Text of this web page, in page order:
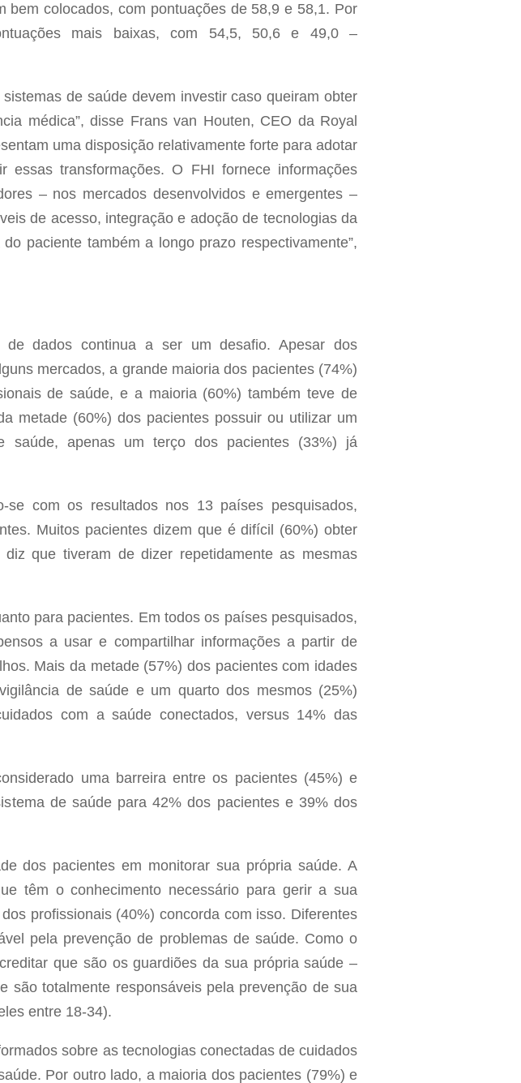
colocados, com pontuações de 58,9 e 58,1. Por
mais baixas, com 54,5, 50,6 e 49,0 –
de saúde devem investir caso queiram obter
médica”, disse Frans van Houten, CEO da Royal
uma disposição relativamente forte para adotar
essas transformações. O FHI fornece informações
– nos mercados desenvolvidos e emergentes –
de acesso, integração e adoção de tecnologias da
paciente também a longo prazo respectivamente”,
dados continua a ser um desafio. Apesar dos
mercados, a grande maioria dos pacientes (74%)
de saúde, e a maioria (60%) também teve de
metade (60%) dos pacientes possuir ou utilizar um
saúde, apenas um terço dos pacientes (33%) já
se com os resultados nos 13 países pesquisados,
Muitos pacientes dizem que é difícil (60%) obter
que tiveram de dizer repetidamente as mesmas
para pacientes. Em todos os países pesquisados,
a usar e compartilhar informações a partir de
Mais da metade (57%) dos pacientes com idades
de saúde e um quarto dos mesmos (25%)
com a saúde conectados, versus 14% das
uma barreira entre os pacientes (45%) e
de saúde para 42% dos pacientes e 39% dos
dos pacientes em monitorar sua própria saúde. A
têm o conhecimento necessário para gerir a sua
profissionais (40%) concorda com isso. Diferentes
pela prevenção de problemas de saúde. Como o
que são os guardiões da sua própria saúde –
são totalmente responsáveis pela prevenção de sua
entre 18-34).
sobre as tecnologias conectadas de cuidados
Por outro lado, a maioria dos pacientes (79%) e